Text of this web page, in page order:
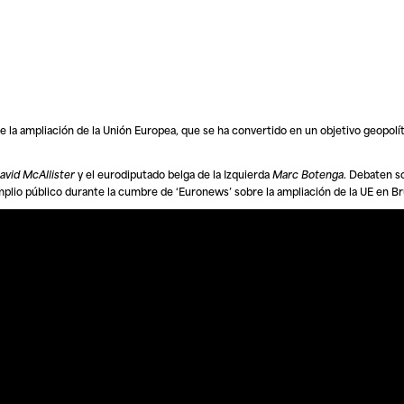
ampliación de la Unión Europea, que se ha convertido en un objetivo
McAllistery el eurodiputado belga de la IzquierdaMarc Botenga. Debaten
público durante la cumbre de ‘Euronews’ sobre la ampliación de la UE en